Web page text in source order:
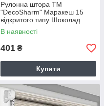
Рулонна штора ТМ
"DecoSharm" Маракеш 15
відкритого типу Шоколад
В наявності
401 ₴
Купити